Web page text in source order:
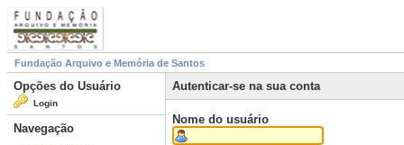
Fundação Arquivo e Memória de Santos
Opções do Usuário
Login
Navegação
Autenticar-se na sua conta
Nome do usuário